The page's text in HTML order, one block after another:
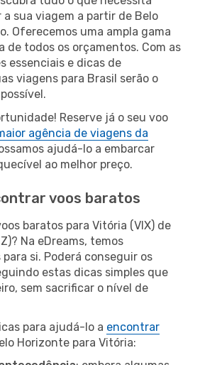
a sua viagem a partir de Belo
Oferecemos uma ampla gama
de todos os orçamentos. Com as
essenciais e dicas de
viagens para Brasil serão o
Reserve já o seu voo
agência de viagens da
ajudá-lo a embarcar
ao melhor preço.
voos baratos
baratos para Vitória (VIX) de
Na eDreams, temos
si. Poderá conseguir os
estas dicas simples que
sem sacrificar o nível de
para ajudá-lo a encontrar
Horizonte para Vitória: